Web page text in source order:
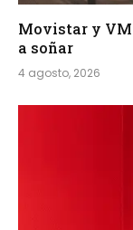
Movistar y
a soñar
4 agosto, 2026